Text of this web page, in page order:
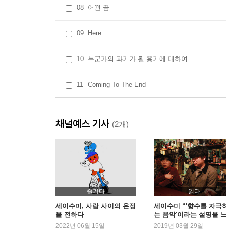
08 어떤 꿈
09 Here
10 누군가의 과거가 될 용기에 대하여
11 Coming To The End
채널예스 기사 (2개)
즐기다
세이수미, 사람 사이의 온정
을 전하다
2022년 06월 15일
읽다
세이수미 “'향수를 자극
는 음악'이라는 설명을
때”
2019년 03월 29일